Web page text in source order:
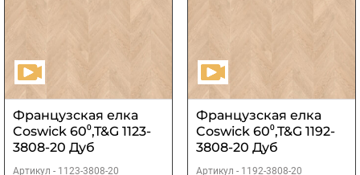
Французская елка
Coswick 60⁰,T&G 1123-
3808-20 Дуб
Ванильный
Артикул - 1123-3808-20
Французская елка
Coswick 60⁰,T&G 1192-
3808-20 Дуб
Ванильный
Артикул - 1192-3808-20